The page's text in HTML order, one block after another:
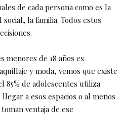
de cada persona como es la
la familia. Todos estos
menores de 18 años es
y moda, vemos que existe
85% de adolescentes utiliza
a esos espacios o al menos
ventaja de ese